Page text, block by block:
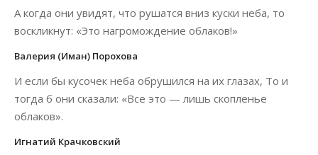
А когда они увидят, что рушатся вниз куски неба, то
воскликнут: «Это нагромождение облаков!»
Валерия (Иман) Порохова
И если бы кусочек неба обрушился на их глазах, То и
тогда б они сказали: «Все это — лишь скопленье
облаков».
Игнатий Крачковский